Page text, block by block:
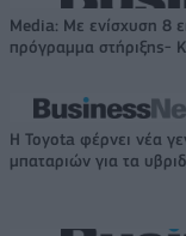
Media: Με ενίσχυση 8
πρόγραμμα στήριξης-
Η Toyota φέρνει νέα
μπαταριών για τα